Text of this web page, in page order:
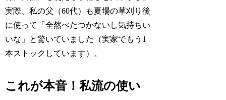
実際、私の父（60代）も夏場の草刈り後
に使って「全然べたつかないし気持ちい
いな」と驚いていました（実家でもう1
本ストックしています）。
これが本音！私流の使い